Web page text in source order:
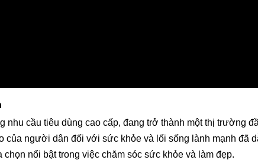
nhu cầu tiêu dùng cao cấp, đang trở thành một thị trường
của người dân đối với sức khỏe và lối sống lành mạnh đã
nổi bật trong việc chăm sóc sức khỏe và làm đẹp.